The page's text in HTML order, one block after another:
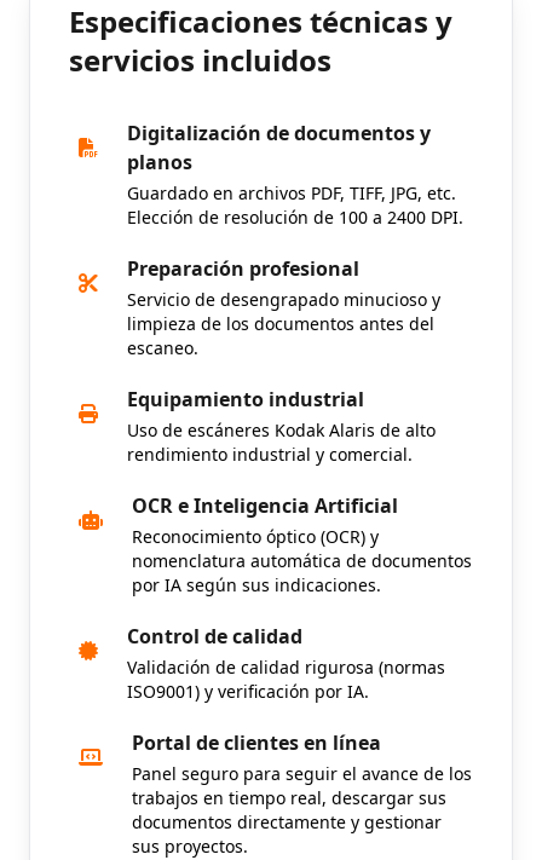
Especificaciones técnicas y
servicios incluidos
Digitalización de documentos y
planos
Guardado en archivos PDF, TIFF, JPG, etc.
Elección de resolución de 100 a 2400 DPI.
Preparación profesional
Servicio de desengrapado minucioso y
limpieza de los documentos antes del
escaneo.
Equipamiento industrial
Uso de escáneres Kodak Alaris de alto
rendimiento industrial y comercial.
OCR e Inteligencia Artificial
Reconocimiento óptico (OCR) y
nomenclatura automática de documentos
por IA según sus indicaciones.
Control de calidad
Validación de calidad rigurosa (normas
ISO9001) y verificación por IA.
Portal de clientes en línea
Panel seguro para seguir el avance de los
trabajos en tiempo real, descargar sus
documentos directamente y gestionar
sus proyectos.